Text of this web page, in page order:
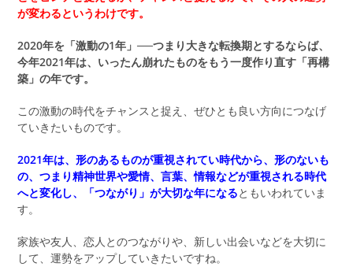
が変わるというわけです。
2020年を「激動の1年」──つまり大きな転換期とするならば、
今年2021年は、いったん崩れたものをもう一度作り直す「再構
築」の年です。
この激動の時代をチャンスと捉え、ぜひとも良い方向につなげ
ていきたいものです。
2021年は、形のあるものが重視されてい時代から、形のないも
の、つまり精神世界や愛情、言葉、情報などが重視される時代
へと変化し、「つながり」が大切な年になるともいわれていま
す。
家族や友人、恋人とのつながりや、新しい出会いなどを大切に
して、運勢をアップしていきたいですね。